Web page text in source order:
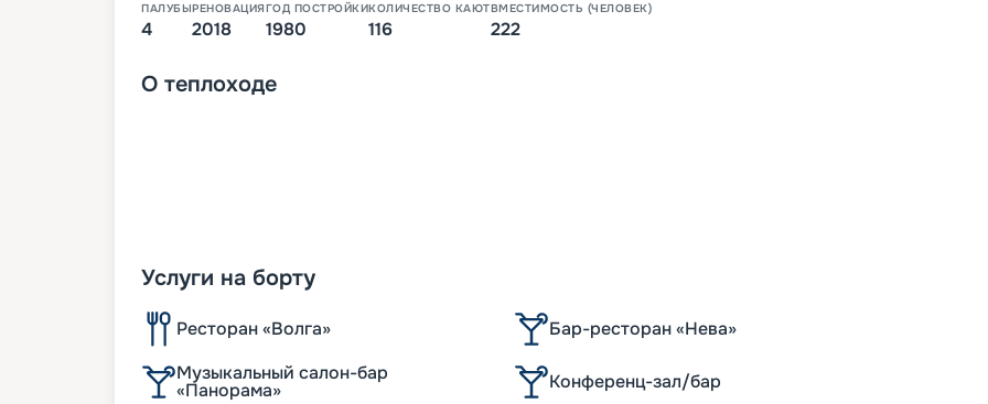
ПАЛУБЫ
4
РЕНОВАЦИЯ
2018
ГОД ПОСТРОЙКИ
1980
КОЛИЧЕСТВО КАЮТ
116
ВМЕСТИМОСТЬ (ЧЕЛОВЕК)
222
О теплоходе
Услуги на борту
Ресторан «Волга»
Бар-ресторан «Нева»
Музыкальный салон-бар
«Панорама» Конференц-зал/бар